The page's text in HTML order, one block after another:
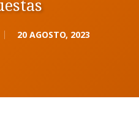
20 AGOSTO, 2023